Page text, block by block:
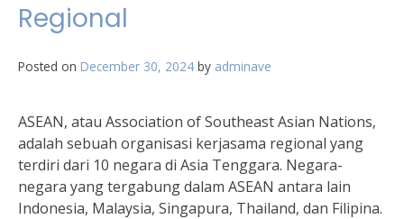
Regional
Posted on December 30, 2024 by adminave
ASEAN, atau Association of Southeast Asian Nations,
adalah sebuah organisasi kerjasama regional yang
terdiri dari 10 negara di Asia Tenggara. Negara-
negara yang tergabung dalam ASEAN antara lain
Indonesia, Malaysia, Singapura, Thailand, dan Filipina.